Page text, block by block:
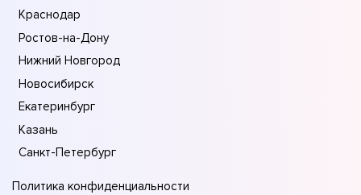
Краснодар
Ростов-на-Дону
Нижний Новгород
Новосибирск
Екатеринбург
Казань
Санкт-Петербург
Политика конфиденциальности